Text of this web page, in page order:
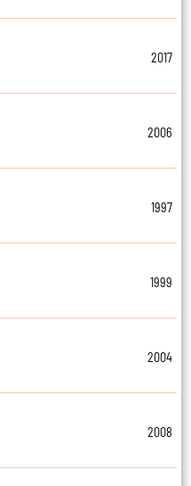
2017
2006
1997
1999
2004
2008